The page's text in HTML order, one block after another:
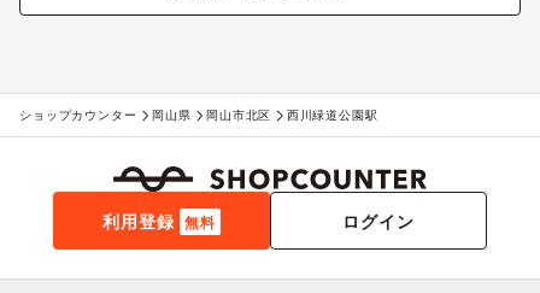
ショップカウンター 岡山県 岡山市北区 西川緑道公園駅
利用登録 無料 ログイン